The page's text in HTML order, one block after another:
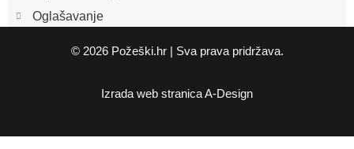
Oglašavanje
© 2026 Požeški.hr | Sva prava pridržava.
Izrada web stranicaA-Design